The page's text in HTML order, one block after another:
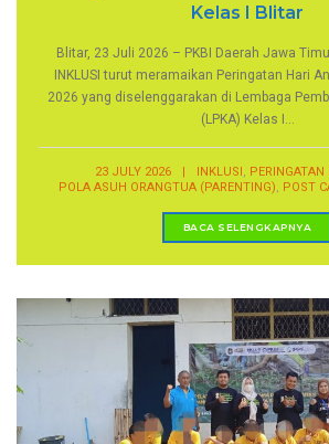
Kelas I Blitar
Blitar, 23 Juli 2026 – PKBI Daerah Jawa
INKLUSI turut meramaikan Peringatan Hari
2026 yang diselenggarakan di Lembaga
(LPKA) Kelas I...
23 JULY 2026 INKLUSI , PERINGATAN
POLA ASUH ORANGTUA (PARENTING), POST
BACA SELENGKAPNYA